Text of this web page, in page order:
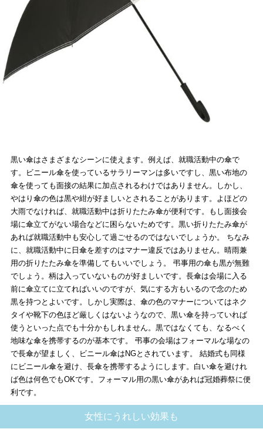
黒い傘はさまざまなシーンに使えます。例えば、就職活動中の傘で
す。ビニール傘を使っているサラリーマンは多いですし、黒い布地の
傘を使っても面接の結果に加点されるわけではありません。しかし、
やはり傘の色は黒や紺が好ましいとされることがあります。よほどの
大雨でなければ、就職活動中は折りたたみ傘が便利です。もし面接会
場に傘立てがない場合などに困らないためです。黒い折りたたみ傘が
あれば就職活動中も安心して過ごせるのではないでしょうか。 ちなみ
に、就職活動中に日傘を差すのはマナー違反ではありません。晴雨兼
用の折りたたみ傘を準備してもいいでしょう。 弔事用の傘も黒が無難
でしょう。柄は入っていないものが好ましいです。長傘は会場に入る
前に傘立てに立てればいいのですが、気にする方もいるので念のため
黒を持つとよいです。しかし実際は、傘の色のマナーについてはネク
タイや靴下の色ほど厳しくはないようなので、黒い傘を持っていれば
使うといった点でも十分かもしれません。黒ではなくても、なるべく
地味な傘を携帯するのが基本です。 弔事の会場はフォーマルな場なの
で長傘が望ましく、ビニール傘はNGとされています。 結婚式も同様
にビニール傘を避け、長傘を携帯するようにします。白い傘を避けれ
ば色は何色でもOKです。フォーマル用の黒い傘があれば冠婚葬祭に便
利です。
女性にうれしい効果も